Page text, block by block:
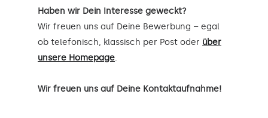
Haben wir Dein Interesse geweckt?
Wir freuen uns auf Deine Bewerbung – egal
ob telefonisch, klassisch per Post oder über
unsere Homepage.
Wir freuen uns auf Deine Kontaktaufnahme!